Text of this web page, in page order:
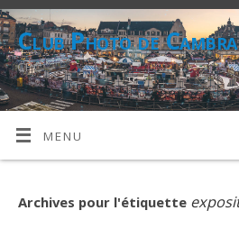
Club Photo de
CPC
MENU
Archives pour l'étiquette